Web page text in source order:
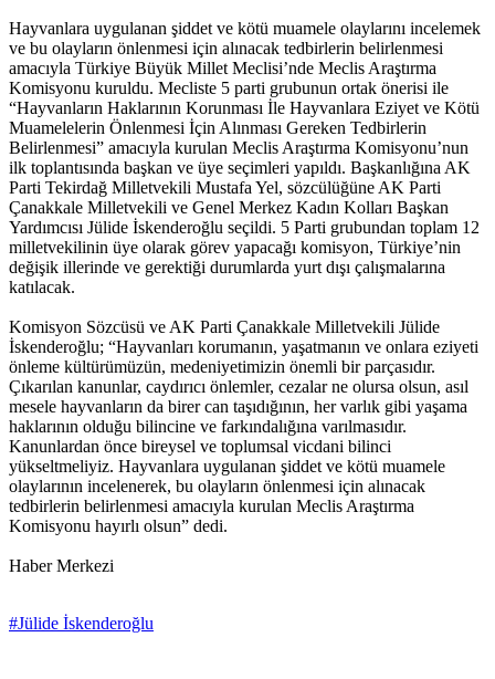
Hayvanlara uygulanan şiddet ve kötü muamele olaylarını incelemek
ve bu olayların önlenmesi için alınacak tedbirlerin belirlenmesi
amacıyla Türkiye Büyük Millet Meclisi’nde Meclis Araştırma
Komisyonu kuruldu. Mecliste 5 parti grubunun ortak önerisi ile
“Hayvanların Haklarının Korunması İle Hayvanlara Eziyet ve Kötü
Muamelelerin Önlenmesi İçin Alınması Gereken Tedbirlerin
Belirlenmesi” amacıyla kurulan Meclis Araştırma Komisyonu’nun
ilk toplantısında başkan ve üye seçimleri yapıldı. Başkanlığına AK
Parti Tekirdağ Milletvekili Mustafa Yel, sözcülüğüne AK Parti
Çanakkale Milletvekili ve Genel Merkez Kadın Kolları Başkan
Yardımcısı Jülide İskenderoğlu seçildi. 5 Parti grubundan toplam 12
milletvekilinin üye olarak görev yapacağı komisyon, Türkiye’nin
değişik illerinde ve gerektiği durumlarda yurt dışı çalışmalarına
katılacak.
Komisyon Sözcüsü ve AK Parti Çanakkale Milletvekili Jülide
İskenderoğlu; “Hayvanları korumanın, yaşatmanın ve onlara eziyeti
önleme kültürümüzün, medeniyetimizin önemli bir parçasıdır.
Çıkarılan kanunlar, caydırıcı önlemler, cezalar ne olursa olsun, asıl
mesele hayvanların da birer can taşıdığının, her varlık gibi yaşama
haklarının olduğu bilincine ve farkındalığına varılmasıdır.
Kanunlardan önce bireysel ve toplumsal vicdani bilinci
yükseltmeliyiz. Hayvanlara uygulanan şiddet ve kötü muamele
olaylarının incelenerek, bu olayların önlenmesi için alınacak
tedbirlerin belirlenmesi amacıyla kurulan Meclis Araştırma
Komisyonu hayırlı olsun” dedi.
Haber Merkezi
#Jülide İskenderoğlu